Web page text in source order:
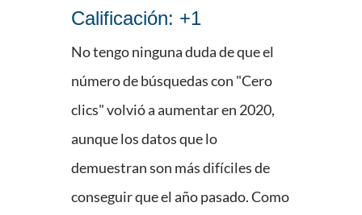
Calificación: +1
No tengo ninguna duda de que el
número de búsquedas con "Cero
clics" volvió a aumentar en 2020,
aunque los datos que lo
demuestran son más difíciles de
conseguir que el año pasado. Como